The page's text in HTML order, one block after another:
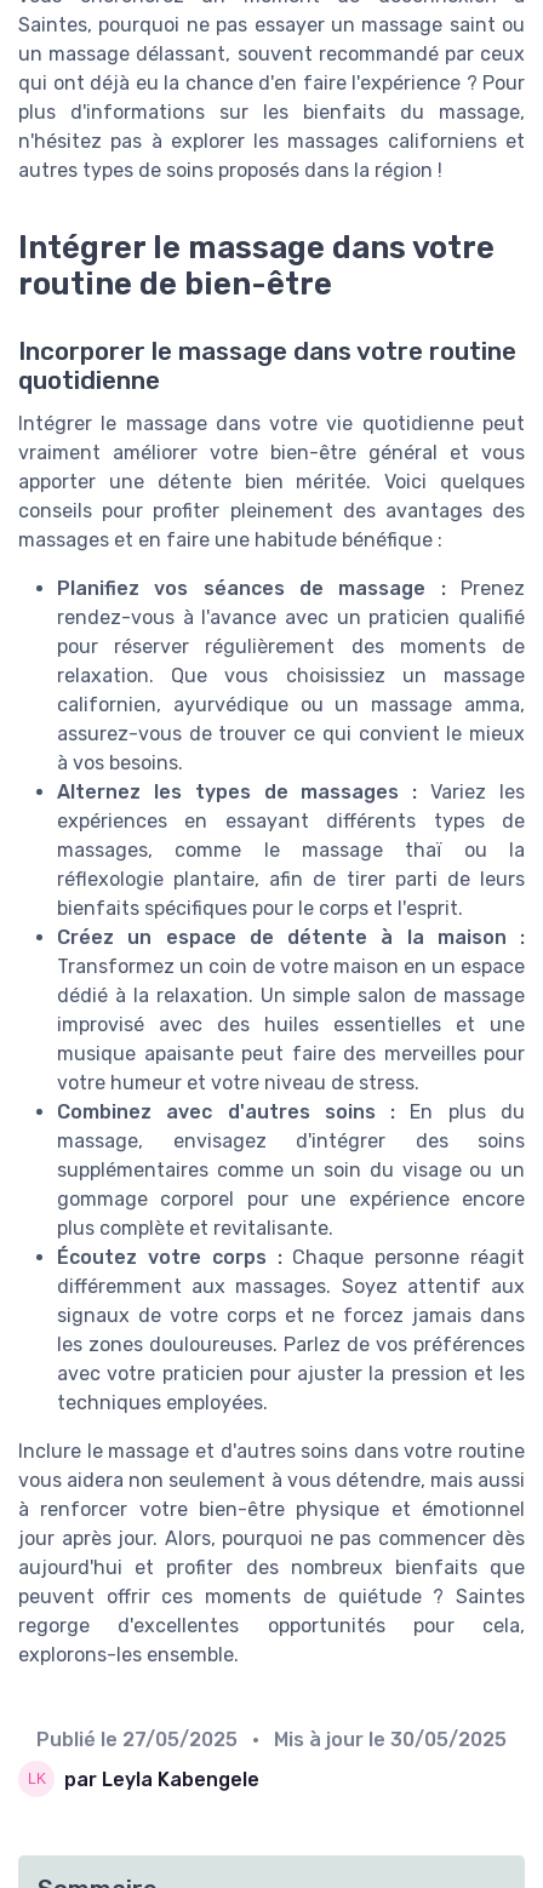
Saintes, pourquoi ne pas essayer un massage saint ou
un massage délassant, souvent recommandé par ceux
qui ont déjà eu la chance d'en faire l'expérience ? Pour
plus d'informations sur les bienfaits du massage,
n'hésitez pas à explorer les massages californiens et
autres types de soins proposés dans la région !
Intégrer le massage dans votre
routine de bien-être
Incorporer le massage dans votre routine
quotidienne
Intégrer le massage dans votre vie quotidienne peut
vraiment améliorer votre bien-être général et vous
apporter une détente bien méritée. Voici quelques
conseils pour profiter pleinement des avantages des
massages et en faire une habitude bénéfique :
Planifiez vos séances de massage :Prenez
rendez-vous à l'avance avec un praticien qualifié
pour réserver régulièrement des moments de
relaxation. Que vous choisissiez un massage
californien, ayurvédique ou un massage amma,
assurez-vous de trouver ce qui convient le mieux
à vos besoins.
Alternez les types de massages : Variez les
expériences en essayant différents types de
massages, comme le massage thaï ou la
réflexologie plantaire, afin de tirer parti de leurs
bienfaits spécifiques pour le corps et l'esprit.
Créez un espace de détente à la maison :
Transformez un coin de votre maison en un espace
dédié à la relaxation. Un simple salon de massage
improvisé avec des huiles essentielles et une
musique apaisante peut faire des merveilles pour
votre humeur et votre niveau de stress.
Combinez avec d'autres soins : En plus du
massage, envisagez d'intégrer des soins
supplémentaires comme un soin du visage ou un
gommage corporel pour une expérience encore
plus complète et revitalisante.
Écoutez votre corps :Chaque personne réagit
différemment aux massages. Soyez attentif aux
signaux de votre corps et ne forcez jamais dans
les zones douloureuses. Parlez de vos préférences
avec votre praticien pour ajuster la pression et les
techniques employées.
Inclure le massage et d'autres soins dans votre routine
vous aidera non seulement à vous détendre, mais aussi
à renforcer votre bien-être physique et émotionnel
jour après jour. Alors, pourquoi ne pas commencer dès
aujourd'hui et profiter des nombreux bienfaits que
peuvent offrir ces moments de quiétude ? Saintes
regorge d'excellentes opportunités pour cela,
explorons-les ensemble.
Publié le 27/05/2025 • Mis à jour le 30/05/2025
par Leyla Kabengele